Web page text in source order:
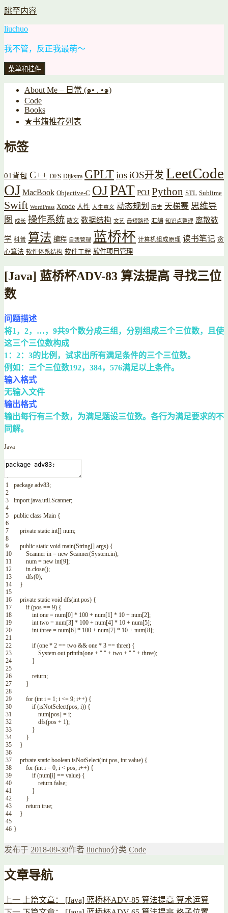
跳至内容
liuchuo
我不管，反正我最萌～
菜单和挂件
About Me – 日常 (๑• . •๑)
Code
Books
★书籍推荐列表
标签
01背包 C++ DFS Dijkstra GPLTiosiOS开发 LeetCode
OJ MacBook Objective-C OJPAT POJ Python STL Sublime
Swift WordPress Xcode 人性 人生意义 动态规划 历史 天梯赛 思维导
图
成长 操作系统 散文 数据结构 文艺 最短路径 汇编 知识点整理 离散数
学 科普 算法 编程 自我管理 蓝桥杯 计算机组成原理 读书笔记 贪
心算法 软件体系结构 软件工程 软件项目管理
[Java] 蓝桥杯ADV-83 算法提高 寻找三位
数
问题描述
将1，2，…，9共9个数分成三组，分别组成三个三位数，且使
这三个三位数构成
1：2：3的比例，试求出所有满足条件的三个三位数。
例如：三个三位数192，384，576满足以上条件。
输入格式
无输入文件
输出格式
输出每行有三个数，为满足题设三位数。各行为满足要求的不
同解。
Java
1
2
3
4
5
6
7
8
9
10
11
12
13
14
15
16
17
18
19
20
21
22
23
24
25
26
27
28
29
30
31
32
33
34
35
36
37
38
39
40
41
42
43
44
45
46
package adv83;
import java.util.Scanner;
public class Main {
private static int[] num;
public static void main(String[] args) {
Scanner in = new Scanner(System.in);
num = new int[9];
in.close();
dfs(0);
}
private static void dfs(int pos) {
if (pos == 9) {
int one = num[0] * 100 + num[1] * 10 + num[2];
int two = num[3] * 100 + num[4] * 10 + num[5];
int three = num[6] * 100 + num[7] * 10 + num[8];
if (one * 2 == two && one * 3 == three) {
System.out.println(one + " " + two + " " + three);
}
return;
}
for (int i = 1; i <= 9; i++) {
if (isNotSelect(pos, i)) {
num[pos] = i;
dfs(pos + 1);
}
}
}
private static boolean isNotSelect(int pos, int value) {
for (int i = 0; i < pos; i++) {
if (num[i] == value) {
return false;
}
}
return true;
}
}
发布于 2018-09-30作者 liuchuo分类 Code
文章导航
上一 上篇文章：
[Java] 蓝桥杯ADV-85 算法提高 算术运算